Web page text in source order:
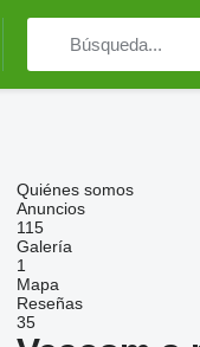
Quiénes somos
Anuncios
115
Galería
1
Mapa
Reseñas
35